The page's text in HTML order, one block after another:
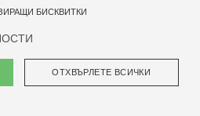
за ехограф
БИСКВИТКИ
ОТХВЪРЛЕТЕ ВСИЧКИ